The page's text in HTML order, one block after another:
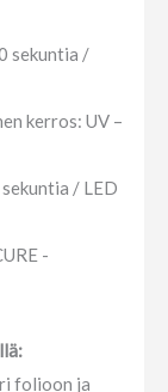
sekuntia /
kerros: UV –
/ LED
-
folioon ja